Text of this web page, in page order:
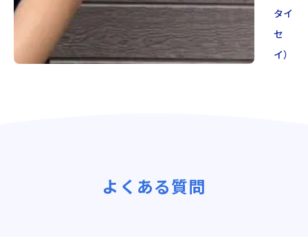
タイ
セ
イ）
よくある質問